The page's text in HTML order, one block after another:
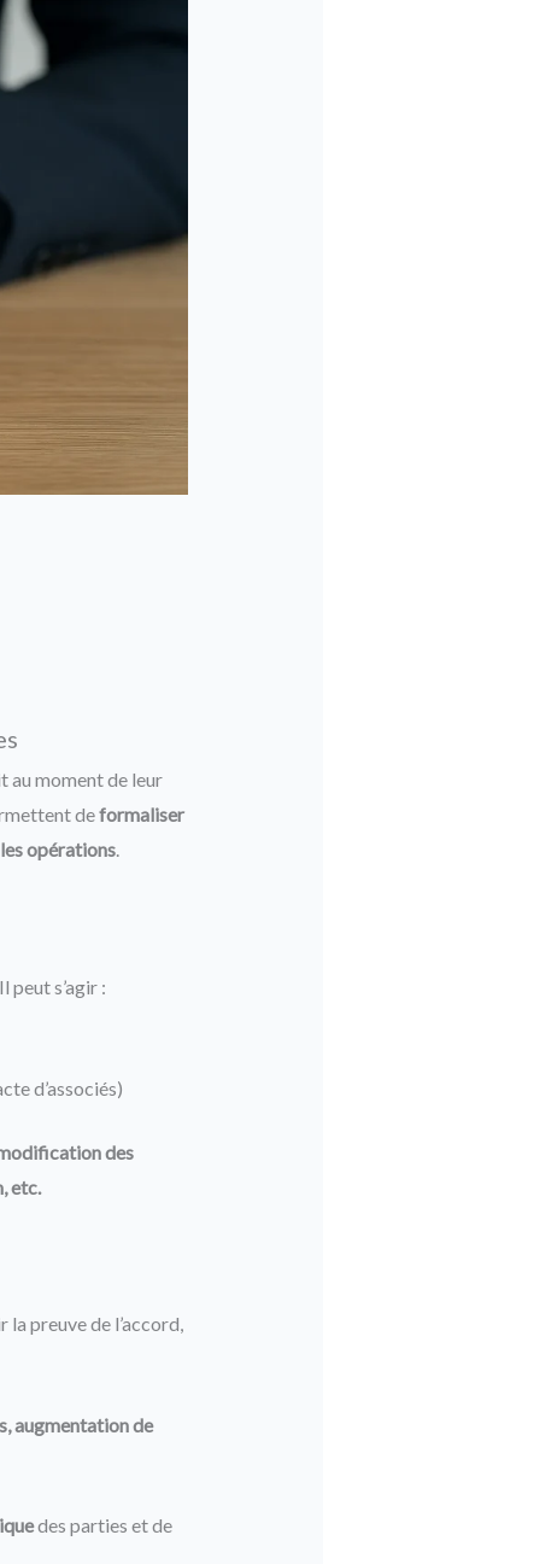
au moment de leur
deformaliser
opérations.
peut s’agir :
d’associés)
des
etc.
preuve de l’accord,
augmentation de
des parties et de